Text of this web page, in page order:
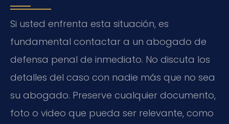
Si usted enfrenta esta situación, es
fundamental contactar a un abogado de
defensa penal de inmediato. No discuta los
detalles del caso con nadie más que no sea
su abogado. Preserve cualquier documento,
foto o video que pueda ser relevante, como